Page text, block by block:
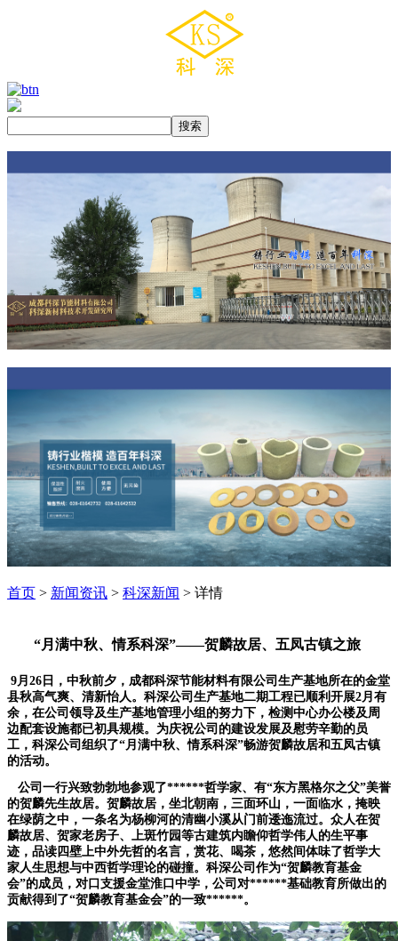
首页 > 新闻资讯 > 科深新闻 > 详情
“月满中秋、情系科深”——贺麟故居、五凤古镇之旅
9月26日，中秋前夕，成都科深节能材料有限公司生产基地所在的金堂
县秋高气爽、清新怡人。科深公司生产基地二期工程已顺利开展2月有
余，在公司领导及生产基地管理小组的努力下，检测中心办公楼及周
边配套设施都已初具规模。为庆祝公司的建设发展及慰劳辛勤的员
工，科深公司组织了“月满中秋、情系科深”畅游贺麟故居和五凤古镇
的活动。
公司一行兴致勃勃地参观了******哲学家、有“东方黑格尔之父”美誉
的贺麟先生故居。贺麟故居，坐北朝南，三面环山，一面临水，掩映
在绿荫之中，一条名为杨柳河的清幽小溪从门前逶迤流过。众人在贺
麟故居、贺家老房子、上斑竹园等古建筑内瞻仰哲学伟人的生平事
迹，品读四壁上中外先哲的名言，赏花、喝茶，悠然间体味了哲学大
家人生思想与中西哲学理论的碰撞。科深公司作为“贺麟教育基金
会”的成员，对口支援金堂淮口中学，公司对******基础教育所做出的
贡献得到了“贺麟教育基金会”的一致******。